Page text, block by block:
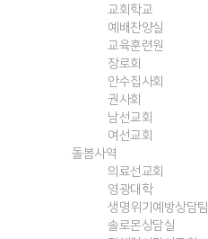
교회학교
예배찬양실
교육훈련원
장로회
안수집사회
권사회
남선교회
여선교회
돌봄사역
의료선교회
영광대학
생명위기예방상담팀
솔로몬상담실